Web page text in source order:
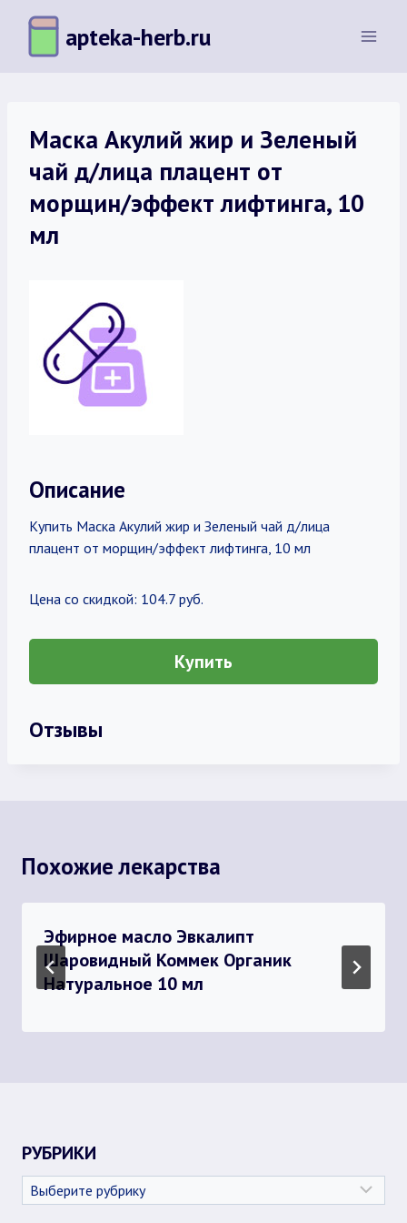
Перейти
содержимому
apteka-herb.ru
Маска Акулий жир и Зеленый
чай д/лица плацент от
морщин/эффект лифтинга, 10
мл
Описание
Купить Маска Акулий жир и Зеленый чай д/лица
плацент от морщин/эффект лифтинга, 10 мл
Цена со скидкой: 104.7 руб.
Купить
Отзывы
Похожие лекарства
Эфирное масло Эвкалипт
Шаровидный Коммек Органик
Натуральное 10 мл
РУБРИКИ
Рубрики